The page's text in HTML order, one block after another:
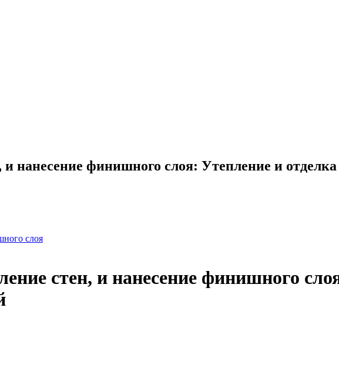
и нанесение финишного слоя: Утепление и
слоя
стен, и нанесение финишного